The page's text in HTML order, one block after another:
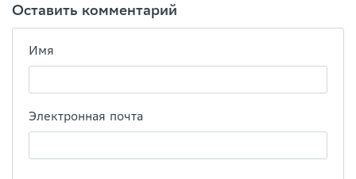
Оставить комментарий
Имя
Электронная почта